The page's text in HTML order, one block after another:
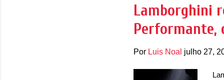
Lamborghini
Performante,
Por Luis Noal julho 27,